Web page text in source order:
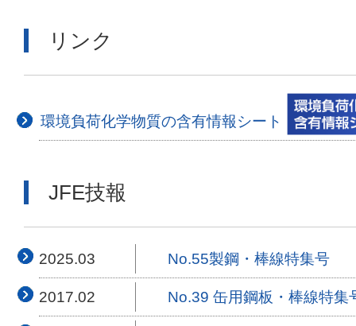
リンク
環境負荷化学物質の含有情報シート
JFE技報
2025.03 No.55製鋼・棒線特集号
2017.02 No.39 缶用鋼板・棒線特集